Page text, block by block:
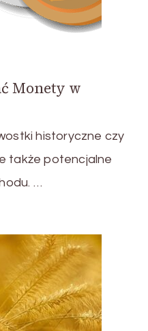
Monety w
historyczne czy
także potencjalne
…